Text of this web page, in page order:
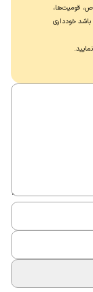
قومیت‌ها،
باشد خودداری